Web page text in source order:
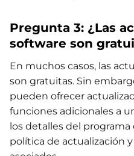
Pregunta 3: ¿Las
software son
En muchos casos, las
son gratuitas. Sin
pueden ofrecer
funciones adicionales a
los detalles del programa
política de actualización